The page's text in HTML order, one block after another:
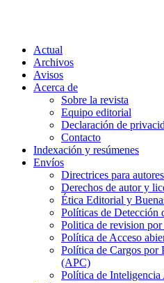
Actual
Archivos
Avisos
Acerca de
Sobre la revista
Equipo editorial
Declaración de
Contacto
Indexación y resúmenes
Envíos
Directrices para autores
Derechos de autor y
Ética Editorial y
Políticas de Detección
Politica de revision por
Política de Acceso
Política de Cargos por
(APC)
Política de